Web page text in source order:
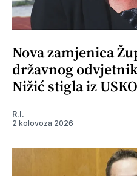
Nova zamjenica
državnog
Nižić stigla iz
R.I.
2 kolovoza 2026